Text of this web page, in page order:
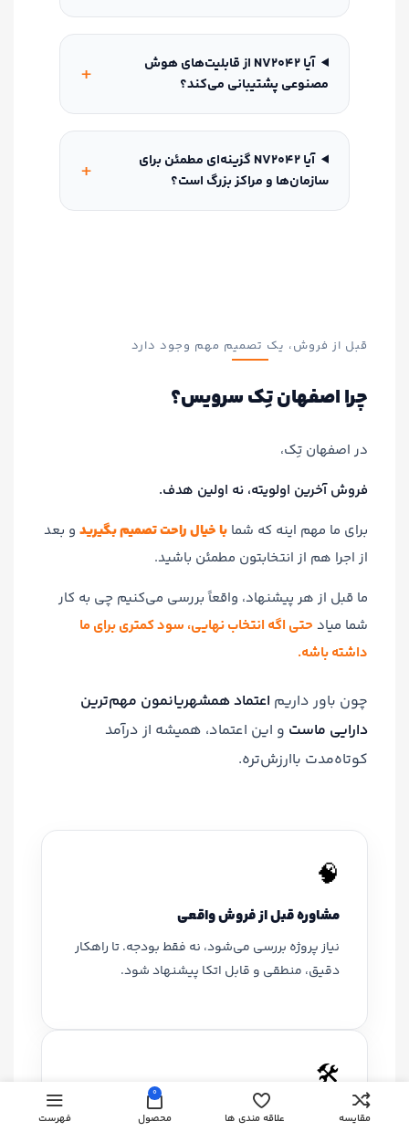
آیا NV2042 از قابلیت‌های هوش
مصنوعی پشتیبانی می‌کند؟
آیا NV2042 گزینه‌ای مطمئن برای
سازمان‌ها و مراکز بزرگ است؟
قبل از فروش، یک تصمیم مهم وجود دارد
چرا اصفهان تِک سرویس؟
در اصفهان تِک،
فروش آخرین اولویته، نه اولین هدف.
برای ما مهم اینه که شما با خیال راحت تصمیم بگیرید و بعد
از اجرا هم از انتخابتون مطمئن باشید.
ما قبل از هر پیشنهاد، واقعاً بررسی می‌کنیم چی به کار
شما میاد حتی اگه انتخاب نهایی، سود کمتری برای ما
داشته باشه.
چون باور داریم اعتماد همشهریانمون مهم‌ترین
دارایی ماست و این اعتماد، همیشه از درآمد
کوتاه‌مدت باارزش‌تره.
🧠
مشاوره قبل از فروش واقعی
نیاز پروژه بررسی می‌شود، نه فقط بودجه. تا راهکار
دقیق، منطقی و قابل اتکا پیشنهاد شود.
🛠
تخصص و تجربه اجراییمقایسه علاقه مندی ها
0
محصول فهرست